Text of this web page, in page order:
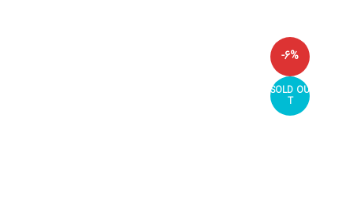
-6%
SOLD OU
T